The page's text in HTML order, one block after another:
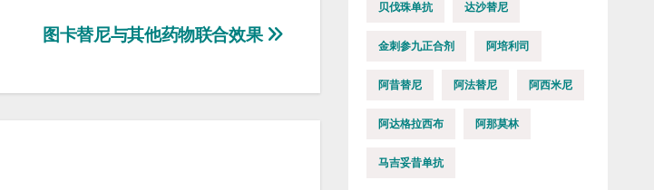
图卡替尼与其他药物联合效果
贝伐珠单抗 达沙替尼
金刺参九正合剂 阿培利司
阿昔替尼 阿法替尼 阿西米尼
阿达格拉西布 阿那莫林
马吉妥昔单抗